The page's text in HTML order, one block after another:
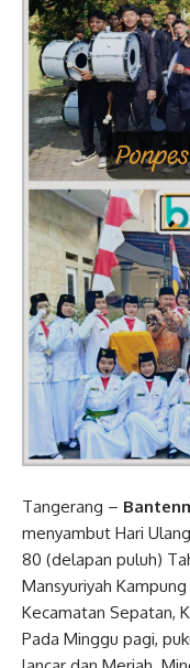
Tangerang –
menyambut Hari
80 (delapan puluh)
Mansyuriyah
Kecamatan Sepatan,
Pada Minggu pagi,